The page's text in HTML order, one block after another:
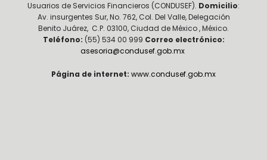
Usuarios de Servicios Financieros (CONDUSEF). Domicilio:
Av. insurgentes Sur, No. 762, Col. Del Valle, Delegación
Benito Juárez, C.P. 03100, Ciudad de México , México.
Teléfono: (55) 534 00 999 Correo electrónico:
asesoria@condusef.gob.mx
Página de internet: www.condusef.gob.mx